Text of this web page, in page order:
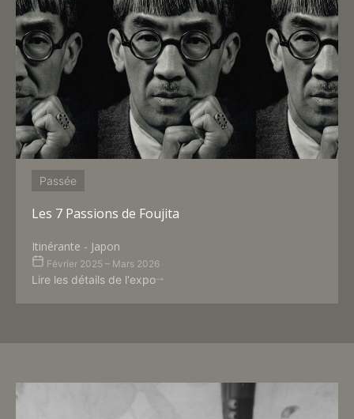
Passée
Les 7 Passions de Foujita
Itinérante - Japon
Février 2025 – Mars 2026
Lire les détails de l'expo